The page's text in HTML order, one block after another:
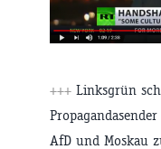
+++ Linksgrün
AfD und Moskau